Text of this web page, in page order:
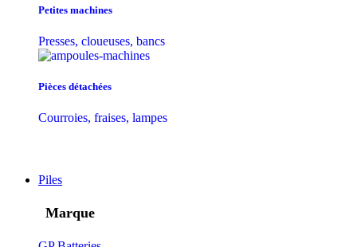
Petites machines
Presses, cloueuses, bancs
Pièces détachées
Courroies, fraises, lampes
Piles
Marque